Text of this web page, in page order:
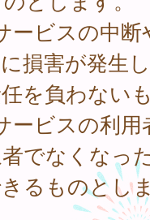
ビスの中断
損害が発生
を負わない
ビスの利用
でなくなっ
るものとし